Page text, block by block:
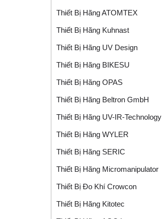
Thiết Bị Hãng ATOMTEX
Thiết Bị Hãng Kuhnast
Thiết Bị Hãng UV Design
Thiết Bị Hãng BIKESU
Thiết Bị Hãng OPAS
Thiết Bị Hãng Beltron GmbH
Thiết Bị Hãng UV-IR-Technology
Thiết Bị Hãng WYLER
Thiết Bị Hãng SERIC
Thiết Bị Hãng Micromanipulator
Thiết Bị Đo Khí Crowcon
Thiết Bị Hãng Kitotec